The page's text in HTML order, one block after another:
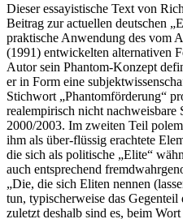
Dieser essayistische Text von
Beitrag zur actuellen deutschen
praktische Anwendung des vom
(1991) entwickelten alternativen
Autor sein Phantom-Konzept
er in Form eine
Stichwort „Phantomförderung“
realempirisch nicht
2000/2003. Im zweiten Teil
ihm als über-flüssig erachtete
die sich als politische „Elite“
auch entsprechend
„Die, die sich Eliten nennen
tun, typischerweise das
zuletzt deshalb sind es, beim